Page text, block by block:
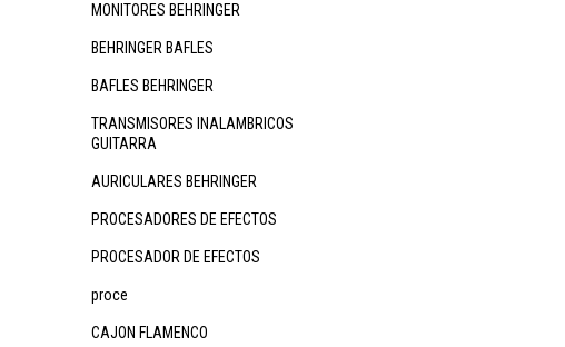
MONITORES BEHRINGER
BEHRINGER BAFLES
BAFLES BEHRINGER
TRANSMISORES INALAMBRICOS
GUITARRA
AURICULARES BEHRINGER
PROCESADORES DE EFECTOS
PROCESADOR DE EFECTOS
proce
CAJON FLAMENCO